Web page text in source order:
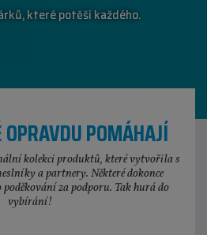
které potěší každého.
OPRAVDU POMÁHAJÍ
kolekci produktů, které vytvořila s
a partnery. Některé dokonce
za podporu. Tak hurá do
vybírání!